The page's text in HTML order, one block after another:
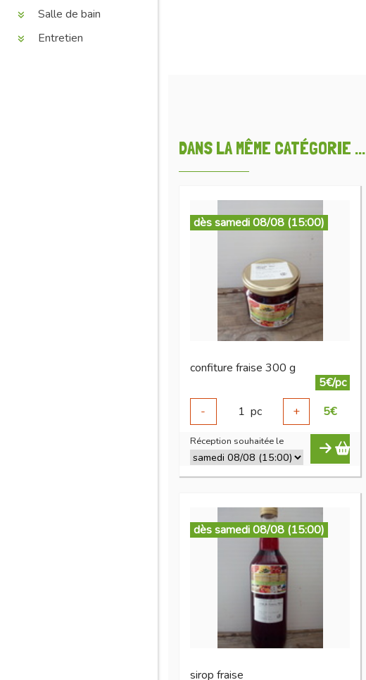
Salle de bain
Entretien
DANS LA MÊME CATÉGORIE ...
dès samedi 08/08 (15:00)
confiture fraise 300 g
5€/pc
-
1 pc + 5€
Réception souhaitée le
dès samedi 08/08 (15:00)
sirop fraise